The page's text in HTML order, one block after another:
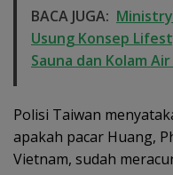
BACA JUGA:
Usung Konsep
Sauna dan Kolam
Polisi Taiwan
apakah pacar Huang,
Vietnam, sudah